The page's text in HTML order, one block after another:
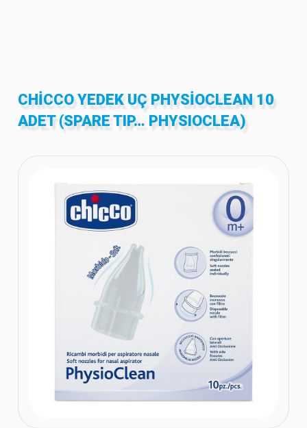
CHICCO YEDEK UÇ PHYSIOCLEAN 10
ADET (SPARE TIP… PHYSIOCLEA)